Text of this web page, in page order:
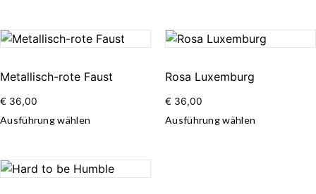
Metallisch-rote Faust
€ 36,00
Ausführung wählen
Rosa Luxemburg
€ 36,00
Ausführung wählen